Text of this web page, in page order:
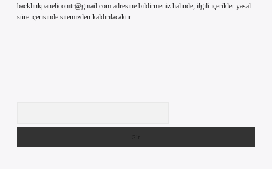
backlinkpanelicomtr@gmail.com adresine bildirmeniz halinde, ilgili içerikler yasal
süre içerisinde sitemizden kaldırılacaktır.